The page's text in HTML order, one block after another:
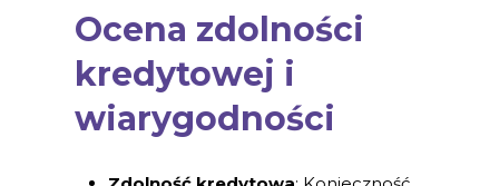
Ocena zdolności
kredytowej i
wiarygodności